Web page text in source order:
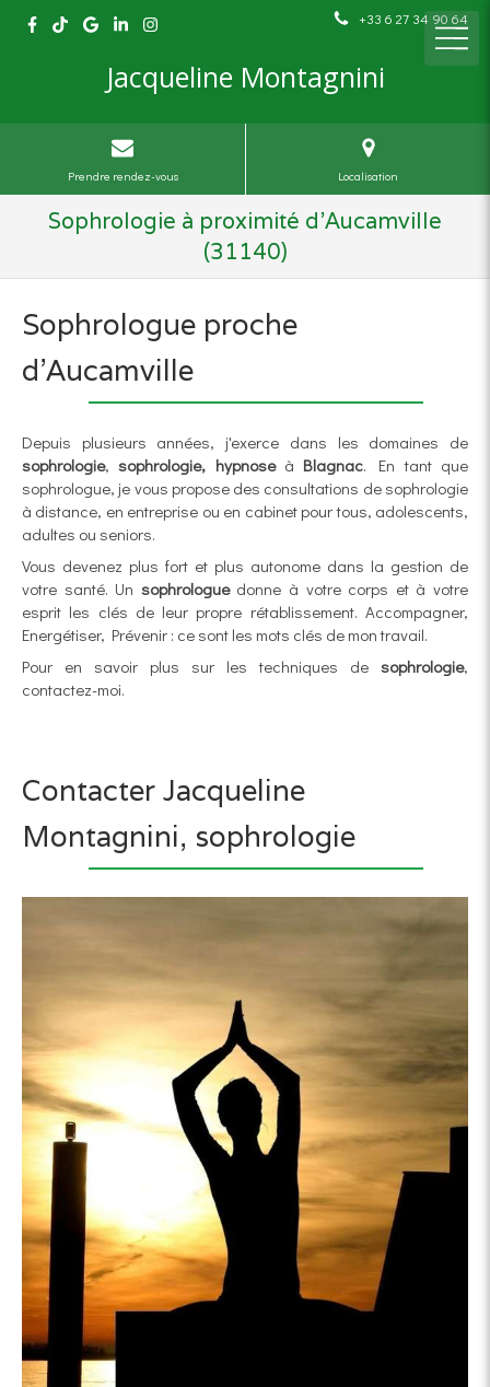
+33 6 27 34 90 64
Jacqueline Montagnini
Prendre rendez-vous Localisation
Sophrologie à proximité d'Aucamville
(31140)
Sophrologue proche
d'Aucamville
Depuis plusieurs années, j'exerce dans les domaines de
sophrologie,sophrologie, hypnoseà Blagnac. En tant que
sophrologue, je vous propose des consultations de sophrologie
à distance, en entreprise ou en cabinet pour tous, adolescents,
adultes ou seniors.
Vous devenez plus fort et plus autonome dans la gestion de
votre santé. Un sophrologuedonne à votre corps et à votre
esprit les clés de leur propre rétablissement. Accompagner,
Energétiser, Prévenir : ce sont les mots clés de mon travail.
Pour en savoir plus sur les techniques de sophrologie,
contactez-moi.
Contacter Jacqueline
Montagnini, sophrologie